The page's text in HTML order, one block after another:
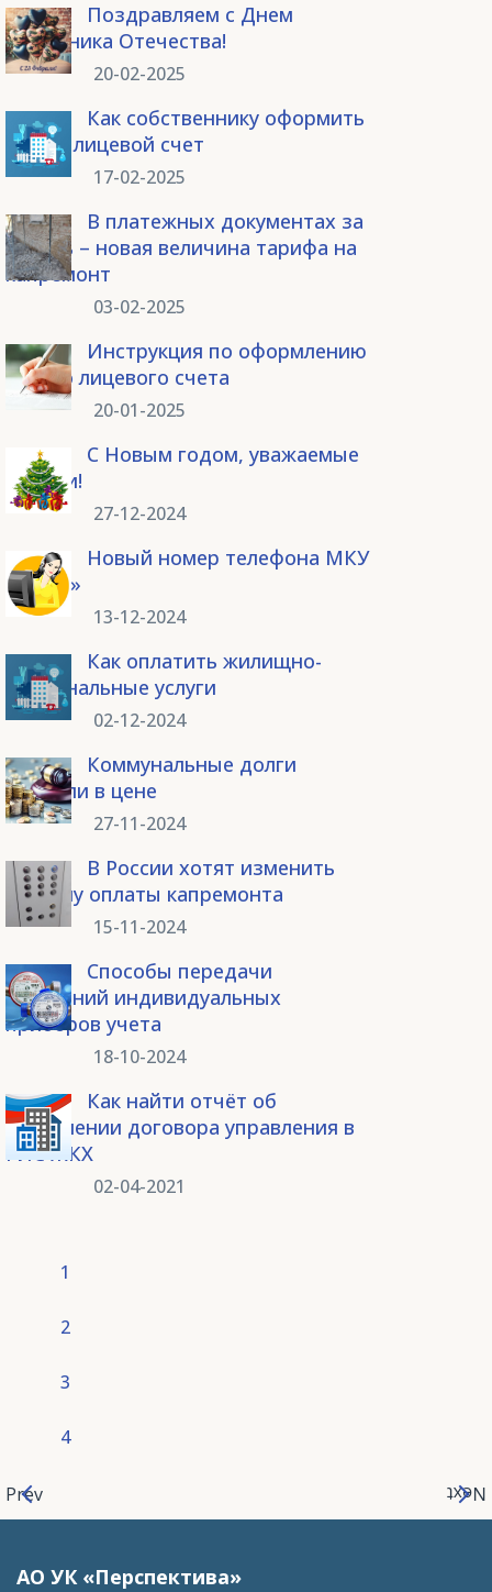
Поздравляем с Днем
защитника Отечества!
20-02-2025
Как собственнику оформить
новый лицевой счет
17-02-2025
В платежных документах за
январь – новая величина тарифа на
капремонт
03-02-2025
Инструкция по оформлению
нового лицевого счета
20-01-2025
С Новым годом, уважаемые
жители!
27-12-2024
Новый номер телефона МКУ
«ЕДДС»
13-12-2024
Как оплатить жилищно-
коммунальные услуги
02-12-2024
Коммунальные долги
выросли в цене
27-11-2024
В России хотят изменить
систему оплаты капремонта
15-11-2024
Способы передачи
показаний индивидуальных
приборов учета
18-10-2024
Как найти отчёт об
исполнении договора управления в
ГИС ЖКХ
02-04-2021
1
2
3
4
Prev Next
АО УК «Перспектива»